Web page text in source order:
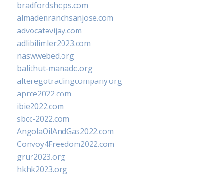
bradfordshops.com
almadenranchsanjose.com
advocatevijay.com
adlibilimler2023.com
naswwebed.org
balithut-manado.org
alteregotradingcompany.org
aprce2022.com
ibie2022.com
sbcc-2022.com
AngolaOilAndGas2022.com
Convoy4Freedom2022.com
grur2023.org
hkhk2023.org